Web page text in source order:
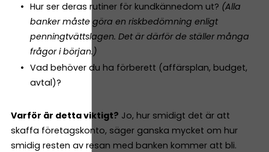
Hur ser deras rutiner för kundkännedom ut? (Alla
banker måste göra en riskbedömning enligt
penningtvättslagen. Det är därför de ställer många
frågor i början.)
Vad behöver du ha förberett (affärsplan, budget,
avtal)?
Varför är detta viktigt? Jo, hur smidigt det är att
skaffa företagskonto, säger ganska mycket om hur
smidig resten av resan med banken kommer att bli.